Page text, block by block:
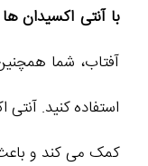
با آنتی اکسیدان
آفتاب، شما
استفاده کنید.
کمک می کند و